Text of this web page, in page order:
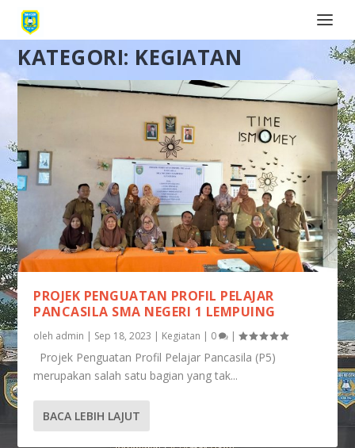
KATEGORI: KEGIATAN
PROJEK PENGUATAN PROFIL PELAJAR
PANCASILA SMA NEGERI 1 LEMPUING
oleh admin | Sep 18, 2023 | Kegiatan | 0 |
Projek Penguatan Profil Pelajar Pancasila (P5)
merupakan salah satu bagian yang tak...
BACA LEBIH LAJUT